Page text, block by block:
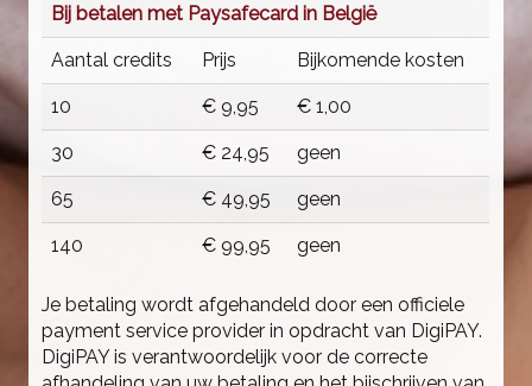
Bij betalen met Paysafecard in België
Aantal credits Prijs Bijkomende kosten
10 € 9,95 € 1,00
30 € 24,95 geen
65 € 49,95 geen
140 € 99,95 geen
Je betaling wordt afgehandeld door een officiele
payment service provider in opdracht van DigiPAY.
DigiPAY is verantwoordelijk voor de correcte